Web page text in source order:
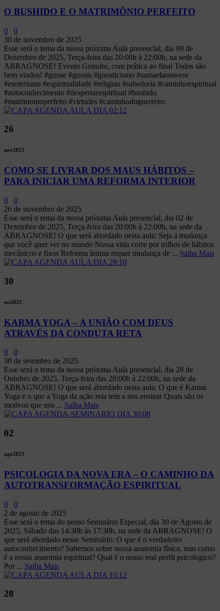
O BUSHIDO E O MATRIMÔNIO PERFEITO
0
0
30 de novembro de 2025
Esse será o tema da nossa próxima Aula presencial, dia 09 de
Dezembro de 2025, Terça-feira das 20:00h à 22:00h, na sede da
ABRAGNOSE! Evento Gratuito, com prática ao final Todos são
bem vindos! #gnose #gnosis #gnosticismo #samaelaunweor
#esoterismo #espiritualidade #religiao #sabedoria #caminhoespiritual
#autoconhecimento #despertarespiritual #bushido
#matrimonioperfeito #virtudes #caminhodoguerreiro
26
nov2025
COMO SE LIVRAR DOS MAUS HÁBITOS –
PARA INICIAR UMA REFORMA INTERIOR
0
0
26 de novembro de 2025
Esse será o tema da nossa próxima Aula presencial, dia 02 de
Dezembro de 2025, Terça-feira das 20:00h à 22:00h, na sede da
ABRAGNOSE! O que será abordado nesta aula: Seja a mudança
que você quer ver no mundo Nossa vida corre por trilhos de hábitos
mecânicos e fixos Reforma íntima requer mudança de ... Saiba Mais
30
set2025
KARMA YOGA – A UNIÃO COM DEUS
ATRAVÉS DA CONDUTA RETA
0
0
30 de setembro de 2025
Esse será o tema da nossa próxima Aula presencial, dia 28 de
Outubro de 2025, Terça-feira das 20:00h à 22:00h, na sede da
ABRAGNOSE! O que será abordado nesta aula: O que é Karma
Yoga e o que a Yoga da ação reta tem a nos ensinar Quais são os
motivos que nos ... Saiba Mais
02
ago2025
PSICOLOGIA DA NOVA ERA – O CAMINHO DA
AUTOTRANSFORMAÇÃO ESPIRITUAL
0
0
2 de agosto de 2025
Esse será o tema do nosso Seminário Especial, dia 30 de Agosto de
2025, Sábado das 14:30h às 17:30h, na sede da ABRAGNOSE! O
que será abordado nesse Seminário: O que é o verdadeiro
autoconhecimento? Sabemos sobre nossa anatomia física, mas como
é a nossa anatomia espiritual? Qual é o nosso real perfil psicologico?
Por ... Saiba Mais
28